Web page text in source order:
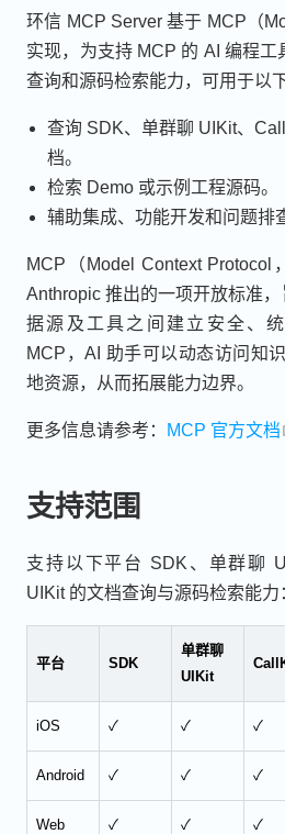
环信 MCP Server 基于 MCP（
实现，为支持 MCP 的 AI 编程工
查询和源码检索能力，可用于以
查询 SDK、单群聊 UIKit、
档。
检索 Demo 或示例工程源码。
辅助集成、功能开发和问题排
MCP（Model Context
Anthropic 推出的一项开放标准
据源及工具之间建立安全、
MCP，AI 助手可以动态访问知
地资源，从而拓展能力边界。
更多信息请参考： MCP 官方文档
支持范围
支持以下平台 SDK、单群聊
UIKit 的文档查询与源码检索能力
平台 SDK
单群聊
UIKit
iOS ✓ ✓ ✓
Android ✓ ✓ ✓
Web ✓ ✓ ✓